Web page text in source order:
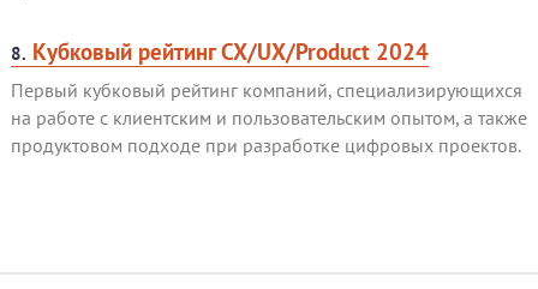
8. Кубковый рейтинг CX/UX/Product 2024
Первый кубковый рейтинг компаний, специализирующихся
на работе с клиентским и пользовательским опытом, а также
продуктовом подходе при разработке цифровых проектов.